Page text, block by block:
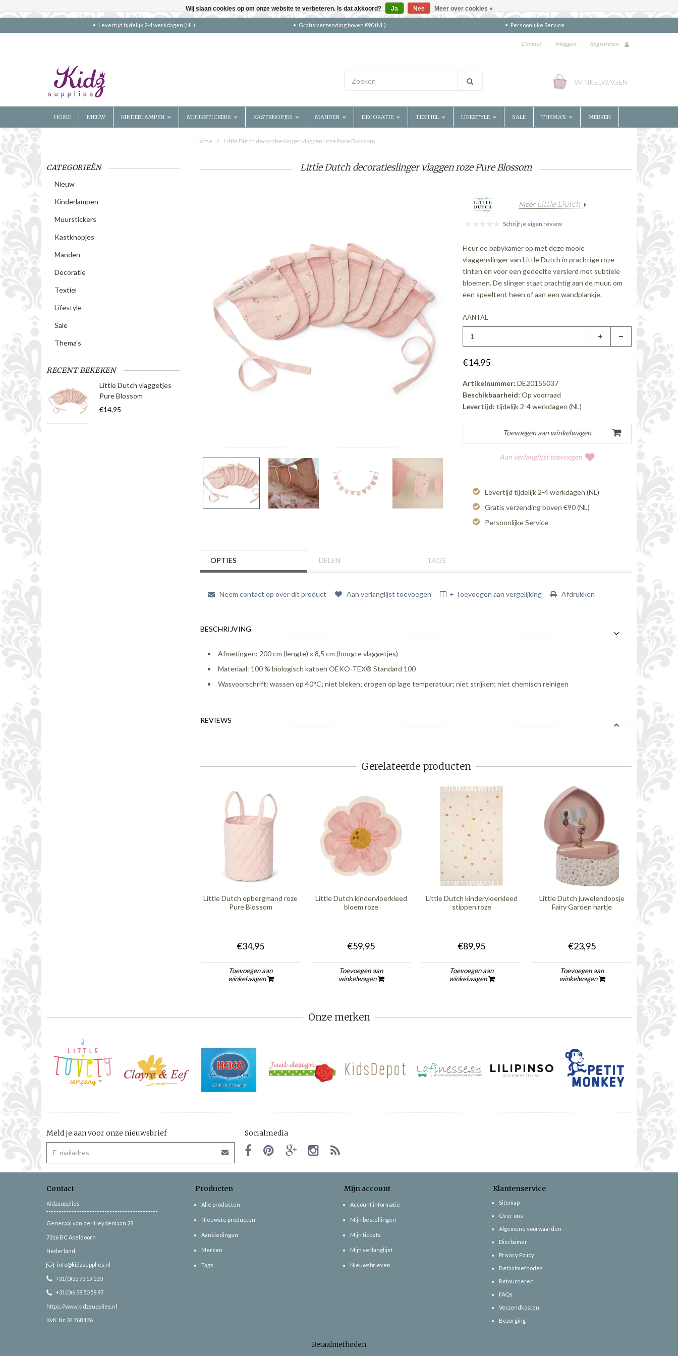
Levertijd tijdelijk 2-4 werkdagen (NL) Gratis verzending boven €90 (NL) Persoonlijke Service
Contact | Inloggen | Registreren
WINKELWAGEN
HOME NIEUW KINDERLAMPEN MUURSTICKERS KASTKNOPJES MANDEN DECORATIE TEXTIEL LIFESTYLE SALE THEMA'S MERKEN
Home Little Dutch decoratieslinger vlaggen roze Pure Blossom
CATEGORIEËN
Nieuw
Kinderlampen
Muurstickers
Kastknopjes
Manden
Decoratie
Textiel
Lifestyle
Sale
Thema's
RECENT BEKEKEN
Little Dutch vlaggetjes
Pure Blossom
€14,95
Little Dutch decoratieslinger vlaggen roze Pure Blossom
Meer Little Dutch
Schrijf je eigen review
Fleur de babykamer op met deze mooie
vlaggenslinger van Little Dutch in prachtige roze
tinten en voor een gedeelte versierd met subtiele
bloemen. De slinger staat prachtig aan de muur, om
een speeltent heen of aan een wandplankje.
AANTAL
€14,95
Artikelnummer: DE20155037
Beschikbaarheid: Op voorraad
Levertijd: tijdelijk 2-4 werkdagen (NL)
Aan verlanglijst toevoegen
Levertijd tijdelijk 2-4 werkdagen (NL)
Gratis verzending boven €90 (NL)
Persoonlijke Service
OPTIES DELEN TAGS
Neem contact op over dit product Aan verlanglijst toevoegen + Toevoegen aan vergelijking Afdrukken
BESCHRIJVING
Afmetingen: 200 cm (lengte) x 8,5 cm (hoogte vlaggetjes)
Materiaal: 100 % biologisch katoen OEKO-TEX® Standard 100
Wasvoorschrift: wassen op 40°C; niet bleken; drogen op lage temperatuur; niet strijken; niet chemisch reinigen
REVIEWS
Gerelateerde producten
Little Dutch opbergmand roze
Pure Blossom
€34,95
Toevoegen aan
winkelwagen
Little Dutch kindervloerkleed
bloem roze
€59,95
Toevoegen aan
winkelwagen
Little Dutch kindervloerkleed
stippen roze
€89,95
Toevoegen aan
winkelwagen
Little Dutch juwelendoosje
Fairy Garden hartje
€23,95
Toevoegen aan
winkelwagen
Little
Onze merken
Meld je aan voor onze nieuwsbrief Socialmedia
Contact
Kidzsupplies
Generaal van der Heydenlaan 28
7316 BC Apeldoorn
Nederland
info@kidzsupplies.nl
+31(0)55 75 19 130
+31(0)6 38 50 58 97
https://www.kidzsupplies.nl
KvK. Nr. 34 268 126
Producten
Alle producten
Nieuwste producten
Aanbiedingen
Merken
Tags
Mijn account
Account informatie
Mijn bestellingen
Mijn tickets
Mijn verlanglijst
Nieuwsbrieven
Klantenservice
Sitemap
Over ons
Algemene voorwaarden
Disclaimer
Privacy Policy
Betaalmethodes
Retourneren
FAQs
Verzendkosten
Bezorging
Betaalmethoden
Wij slaan cookies op om onze website te verbeteren. Is dat akkoord? Ja Nee Meer over cookies »